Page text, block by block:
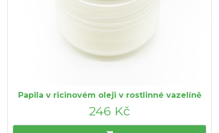
Papila v ricinovém oleji v rostlinné vazelíně
246 Kč